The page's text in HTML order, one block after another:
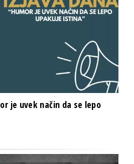
je uvek način da se lepo